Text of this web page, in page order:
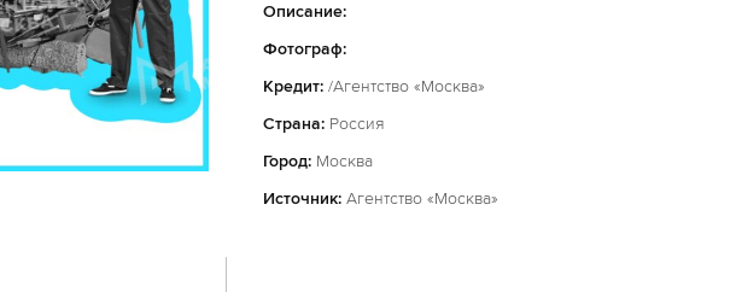
Описание:
Фотограф:
Кредит: /Агентство «Москва»
Страна: Россия
Город: Москва
Источник: Агентство «Москва»